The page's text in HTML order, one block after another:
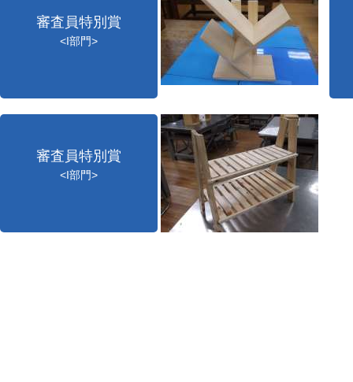
審査員特別賞
<I部門>
審査員特別賞
<I部門>